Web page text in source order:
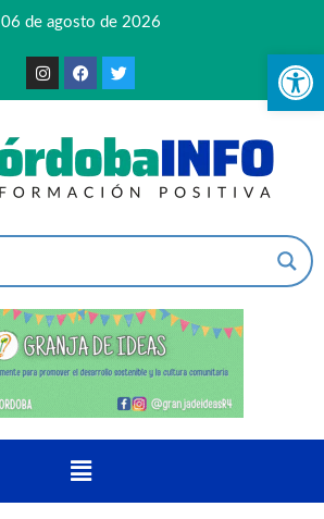
06 de agosto de 2026